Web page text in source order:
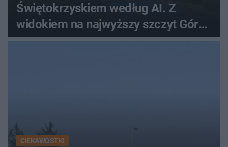
Świętokrzyskiem według AI. Z
widokiem na najwyższy szczyt Gór
Świętokrzyskich
CIEKAWOSTKI